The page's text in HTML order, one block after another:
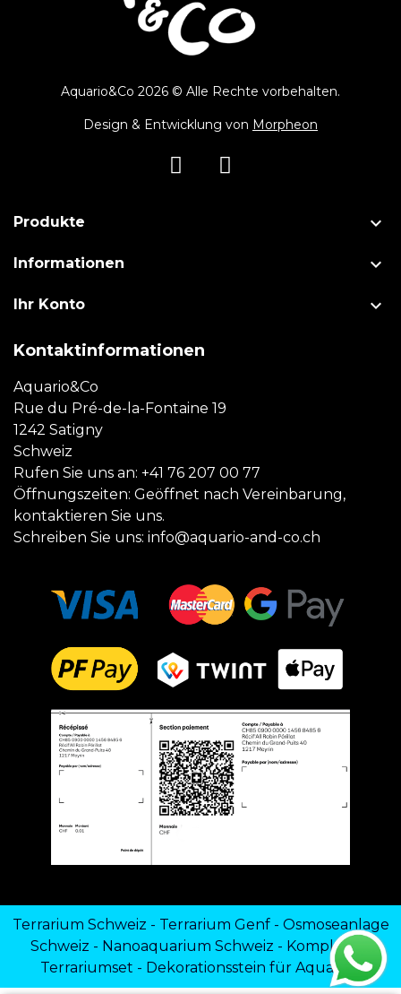
Aquario&Co 2026 © Alle Rechte vorbehalten.
Design & Entwicklung von Morpheon
Produkte 
Informationen 
Ihr Konto 
Kontaktinformationen
Aquario&Co
Rue du Pré-de-la-Fontaine 19
1242 Satigny
Schweiz
Rufen Sie uns an: +41 76 207 00 77
Öffnungszeiten: Geöffnet nach Vereinbarung,
kontaktieren Sie uns.
Schreiben Sie uns: info@aquario-and-co.ch
Terrarium Schweiz - Terrarium Genf- Osmoseanlage
Schweiz - Nanoaquarium Schweiz - Komplettes
Terrariumset - Dekorationsstein für Aquarien